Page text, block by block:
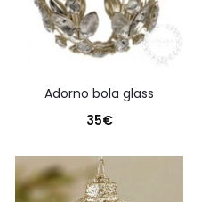
adorno bola glass
35€